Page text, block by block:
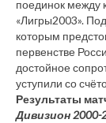
поединок между
«Лигры2003».
которым
первенстве
достойное
уступили со
Результаты
Дивизион 2000-